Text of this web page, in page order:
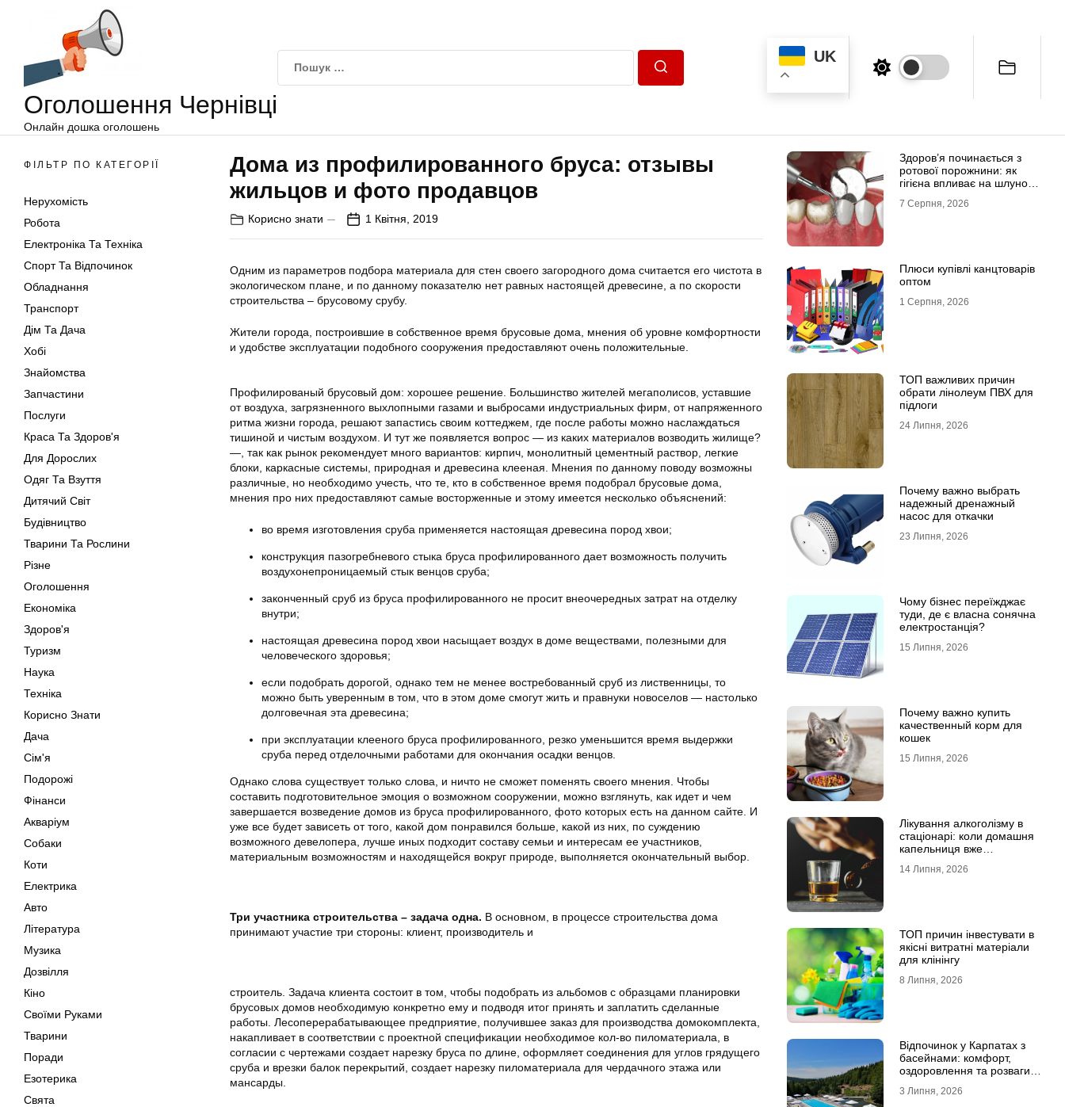
Оголошення Чернівці
Онлайн дошка оголошень
UK
ФІЛЬТР ПО КАТЕГОРІЇ
Нерухомість
Робота
Електроніка Та Техніка
Спорт Та Відпочинок
Обладнання
Транспорт
Дім Та Дача
Хобі
Знайомства
Запчастини
Послуги
Краса Та Здоров'я
Для Дорослих
Одяг Та Взуття
Дитячий Світ
Будівництво
Тварини Та Рослини
Різне
Оголошення
Економіка
Здоров'я
Туризм
Наука
Техніка
Корисно Знати
Дача
Сім'я
Подорожі
Фінанси
Акваріум
Собаки
Коти
Електрика
Авто
Література
Музика
Дозвілля
Кіно
Своїми Руками
Тварини
Поради
Езотерика
Свята
Дома из профилированного бруса: отзывы
жильцов и фото продавцов
Корисно знати 1 Квітня, 2019
Одним из параметров подбора материала для стен своего загородного дома считается его чистота в
экологическом плане, и по данному показателю нет равных настоящей древесине, а по скорости
строительства – брусовому срубу.
Жители города, построившие в собственное время брусовые дома, мнения об уровне комфортности
и удобстве эксплуатации подобного сооружения предоставляют очень положительные.
Профилированый брусовый дом: хорошее решение. Большинство жителей мегаполисов, уставшие
от воздуха, загрязненного выхлопными газами и выбросами индустриальных фирм, от напряженного
ритма жизни города, решают запастись своим коттеджем, где после работы можно наслаждаться
тишиной и чистым воздухом. И тут же появляется вопрос — из каких материалов возводить жилище?
—, так как рынок рекомендует много вариантов: кирпич, монолитный цементный раствор, легкие
блоки, каркасные системы, природная и древесина клееная. Мнения по данному поводу возможны
различные, но необходимо учесть, что те, кто в собственное время подобрал брусовые дома,
мнения про них предоставляют самые восторженные и этому имеется несколько объяснений:
во время изготовления сруба применяется настоящая древесина пород хвои;
конструкция пазогребневого стыка бруса профилированного дает возможность получить
воздухонепроницаемый стык венцов сруба;
законченный сруб из бруса профилированного не просит внеочередных затрат на отделку
внутри;
настоящая древесина пород хвои насыщает воздух в доме веществами, полезными для
человеческого здоровья;
если подобрать дорогой, однако тем не менее востребованный сруб из лиственницы, то
можно быть уверенным в том, что в этом доме смогут жить и правнуки новоселов — настолько
долговечная эта древесина;
при эксплуатации клееного бруса профилированного, резко уменьшится время выдержки
сруба перед отделочными работами для окончания осадки венцов.
Однако слова существует только слова, и ничто не сможет поменять своего мнения. Чтобы
составить подготовительное эмоция о возможном сооружении, можно взглянуть, как идет и чем
завершается возведение домов из бруса профилированного, фото которых есть на данном сайте. И
уже все будет зависеть от того, какой дом понравился больше, какой из них, по суждению
возможного девелопера, лучше иных подходит составу семьи и интересам ее участников,
материальным возможностям и находящейся вокруг природе, выполняется окончательный выбор.
Три участника строительства – задача одна. В основном, в процессе строительства дома
принимают участие три стороны: клиент, производитель и
строитель. Задача клиента состоит в том, чтобы подобрать из альбомов с образцами планировки
брусовых домов необходимую конкретно ему и подводя итог принять и заплатить сделанные
работы. Лесоперерабатывающее предприятие, получившее заказ для производства домокомплекта,
накапливает в соответствии с проектной спецификации необходимое кол-во пиломатериала, в
согласии с чертежами создает нарезку бруса по длине, оформляет соединения для углов грядущего
сруба и врезки балок перекрытий, создает нарезку пиломатериала для чердачного этажа или
мансарды.
Здоров’я починається з
ротової порожнини: як
гігієна впливає на шлунок
7 Серпня, 2026
Плюси купівлі канцтоварів
оптом
1 Серпня, 2026
ТОП важливих причин
обрати лінолеум ПВХ для
підлоги
24 Липня, 2026
Почему важно выбрать
надежный дренажный
насос для откачки
23 Липня, 2026
Чому бізнес переїжджає
туди, де є власна сонячна
електростанція?
15 Липня, 2026
Почему важно купить
качественный корм для
кошек
15 Липня, 2026
Лікування алкоголізму в
стаціонарі: коли домашня
капельниця вже
14 Липня, 2026
ТОП причин інвестувати в
якісні витратні матеріали
для клінінгу
8 Липня, 2026
Відпочинок у Карпатах з
басейнами: комфорт,
оздоровлення та розваги
3 Липня, 2026